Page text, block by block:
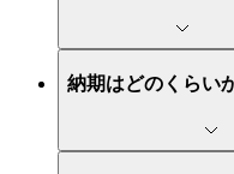
納期はどのくらい